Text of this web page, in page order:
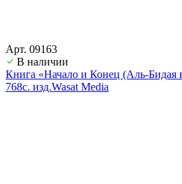
Арт. 09163
В наличии
Книга «Начало и Конец (Аль-
768с. изд.Wasat Media